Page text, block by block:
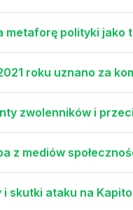
metaforę polityki jako
roku uznano za
zwolenników i
z mediów
i skutki ataku na